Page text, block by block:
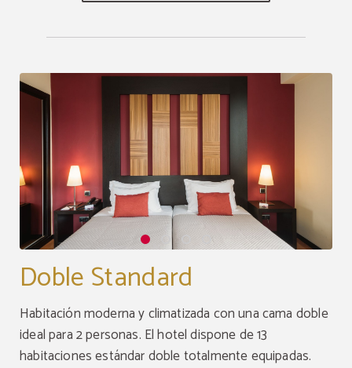
Doble Standard
Habitación moderna y climatizada con una cama doble
ideal para 2 personas. El hotel dispone de 13
habitaciones estándar doble totalmente equipadas.